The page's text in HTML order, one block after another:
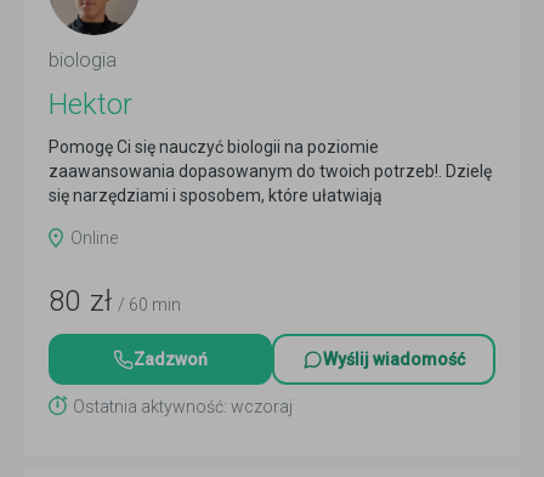
biologia
Hektor
Pomogę Ci się nauczyć biologii na poziomie
zaawansowania dopasowanym do twoich potrzeb!. Dzielę
się narzędziami i sposobem, które ułatwiają
Online
80 zł / 60 min
Zadzwoń Wyślij wiadomość
Ostatnia aktywność: wczoraj